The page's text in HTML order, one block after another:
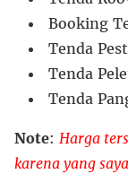
Booking
Tenda
Tenda
Tenda
Note: Harga
karena yang